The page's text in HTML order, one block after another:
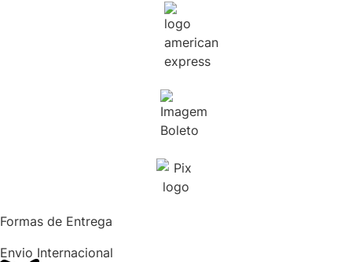
Formas de Entrega
Envio Internacional​